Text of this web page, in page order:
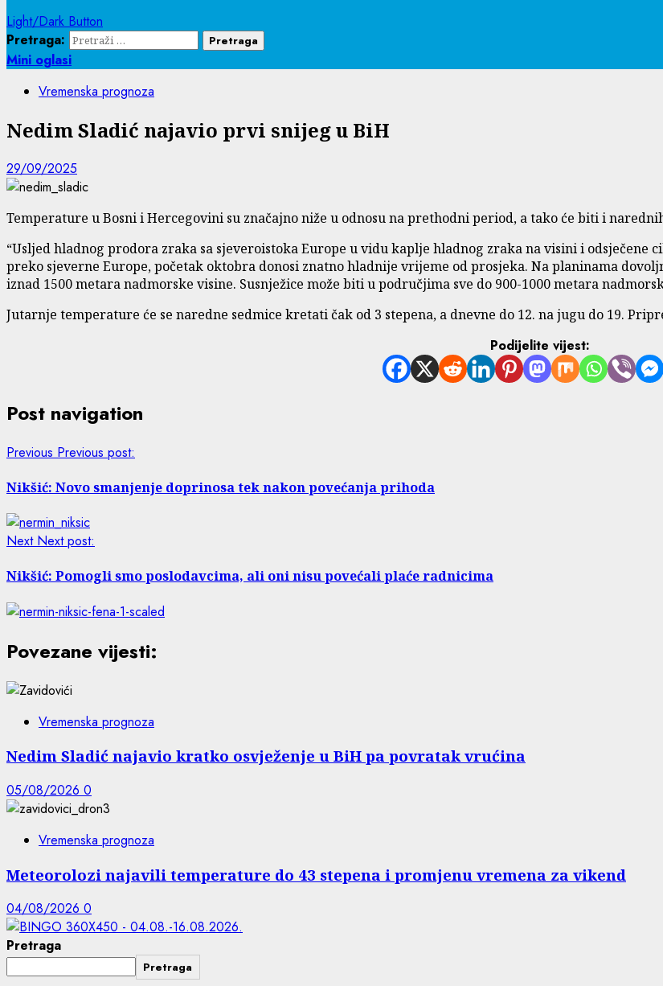
Light/Dark Button
Pretraga:
Mini oglasi
Vremenska prognoza
Nedim Sladić najavio prvi snijeg u BiH
29/09/2025
Temperature u Bosni i Hercegovini su značajno niže u odnosu na prethodni period, a tako će biti i
“Usljed hladnog prodora zraka sa sjeveroistoka Europe u vidu kaplje hladnog zraka na visini i
preko sjeverne Europe, početak oktobra donosi znatno hladnije vrijeme od prosjeka. Na planinama
iznad 1500 metara nadmorske visine. Susnježice može biti u područjima sve do 900-1000 metara
Jutarnje temperature će se naredne sedmice kretati čak od 3 stepena, a dnevne do 12. na jugu do 19.
Podijelite vijest:
Post navigation
Previous Previous post:
Nikšić: Novo smanjenje doprinosa tek nakon povećanja prihoda
Next Next post:
Nikšić: Pomogli smo poslodavcima, ali oni nisu povećali plaće radnicima
Povezane vijesti:
Vremenska prognoza
Nedim Sladić najavio kratko osvježenje u BiH pa povratak vrućina
05/08/2026 0
Vremenska prognoza
Meteorolozi najavili temperature do 43 stepena i promjenu vremena za vikend
04/08/2026 0
Pretraga
Pretraga